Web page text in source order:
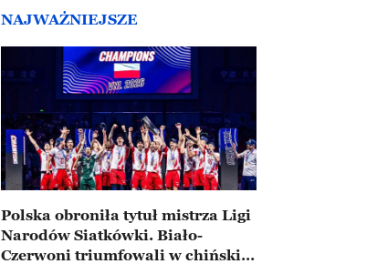
NAJWAŻNIEJSZE
Polska obroniła tytuł mistrza Ligi
Narodów Siatkówki. Biało-
Czerwoni triumfowali w chińskim